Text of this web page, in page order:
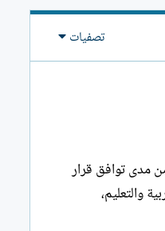
تصفيات
الموضوع: طلب التحقق من مدى توافق قرار
والتعليم،